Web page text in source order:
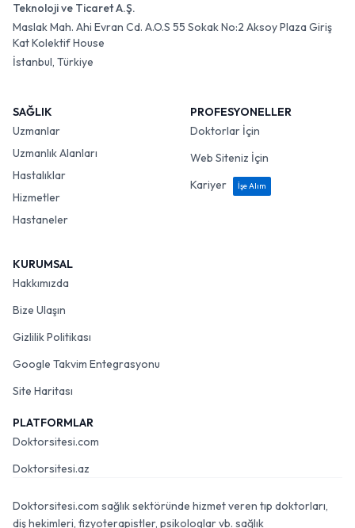
Teknoloji ve Ticaret A.Ş.
Maslak Mah. Ahi Evran Cd. A.O.S 55 Sokak No:2 Aksoy Plaza Giriş
Kat Kolektif House
İstanbul, Türkiye
SAĞLIK
Uzmanlar
Uzmanlık Alanları
Hastalıklar
Hizmetler
Hastaneler
PROFESYONELLER
Doktorlar İçin
Web Siteniz İçin
Kariyer
İşe Alım
KURUMSAL
Hakkımızda
Bize Ulaşın
Gizlilik Politikası
Google Takvim Entegrasyonu
Site Haritası
PLATFORMLAR
Doktorsitesi.com
Doktorsitesi.az
Doktorsitesi.com sağlık sektöründe hizmet veren tıp doktorları,
diş hekimleri, fizyoterapistler, psikologlar vb. sağlık